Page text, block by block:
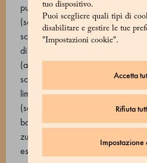
tuo dispositivo.
Puoi scegliere quali tipi di
disabilitare e gestire le tue
"Impostazioni cookie".
Accetta
Rifiuta
Impostazione
purea di limone, lampone
(scorza d'arancia, sciroppo di
scorza di mandarino a filetti
di glucosio e fruttosio, zucchero),
(amarene, sciroppo di glucosio,
sciroppo di glucosio, scorza di
limone, sciroppo di glucosio-
(sciroppo di zucchero di canna,
baccelli di vaniglia in polvere,
zucchero di canna), olio
essenziale di limone, acqua,